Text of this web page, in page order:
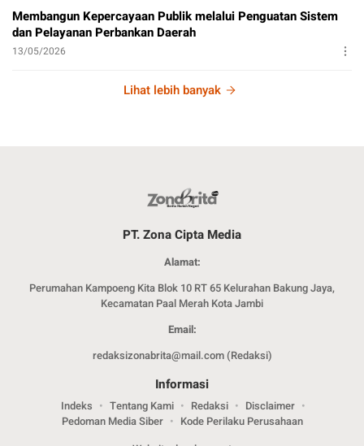
Membangun Kepercayaan Publik melalui Penguatan Sistem
dan Pelayanan Perbankan Daerah
13/05/2026
Lihat lebih banyak
PT. Zona Cipta Media
Alamat:
Perumahan Kampoeng Kita Blok 10 RT 65 Kelurahan Bakung Jaya,
Kecamatan Paal Merah Kota Jambi
Email:
redaksizonabrita@mail.com (Redaksi)
Informasi
Indeks Tentang Kami Redaksi
Disclaimer
Pedoman Media Siber
Kode Perilaku Perusahaan